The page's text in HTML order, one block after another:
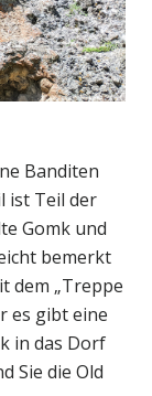
Banditen
ist Teil der
Gomk und
bemerkt
dem „Treppe
es gibt eine
in das Dorf
Sie die Old